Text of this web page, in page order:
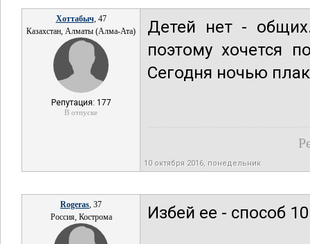
Хоттабыч, 47
Казахстан, Алматы (Алма-Ата)
Репутация: 177
В отпуске
Детей нет -
поэтому хочется
Сегодня ночью
10 октября 2016, понедельник
Rogeras, 37
Россия, Кострома
Избей ее - способ